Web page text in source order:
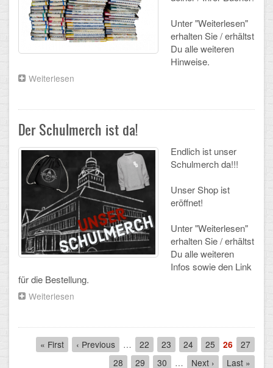
Umwahl 11. Kl.
mPA
CLOUD
Lernraum Berlin
Nextcloud (Eigene Dateien und Tauschordner)
Unter "Weiterlesen"
erhalten Sie / erhältst
Du alle weiteren
Hinweise.
Weiterlesen
Juni
und
Juli
Der Schulmerch ist da!
Endlich ist unser
Schulmerch da!!!
Unser Shop ist
eröffnet!
Unter "Weiterlesen"
erhalten Sie / erhältst
Du alle weiteren
Infos sowie den Link
für die Bestellung.
Weiterlesen
ist
da!
Pagination
First
page
« First
Previous
page
‹ Previous … Seite
22 Seite
23 Seite
24 Seite
25
Aktuelle
Seite
26 Seite
27
Seite
28 Seite
29 Seite
30 …
Next
Next ›
Last
Last »